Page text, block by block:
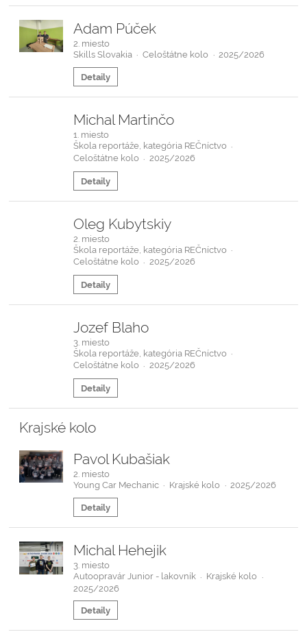
Adam Púček
2. miesto
Skills Slovakia · Celoštátne kolo · 2025/2026
Detaily
Michal Martinčo
1. miesto
Škola reportáže, kategória REČníctvo ·
Celoštátne kolo · 2025/2026
Detaily
Oleg Kubytskiy
2. miesto
Škola reportáže, kategória REČníctvo ·
Celoštátne kolo · 2025/2026
Detaily
Jozef Blaho
3. miesto
Škola reportáže, kategória REČníctvo ·
Celoštátne kolo · 2025/2026
Detaily
Krajské kolo
Pavol Kubašiak
2. miesto
Young Car Mechanic · Krajské kolo · 2025/2026
Detaily
Michal Hehejik
3. miesto
Autoopravár Junior - lakovník · Krajské kolo ·
2025/2026
Detaily